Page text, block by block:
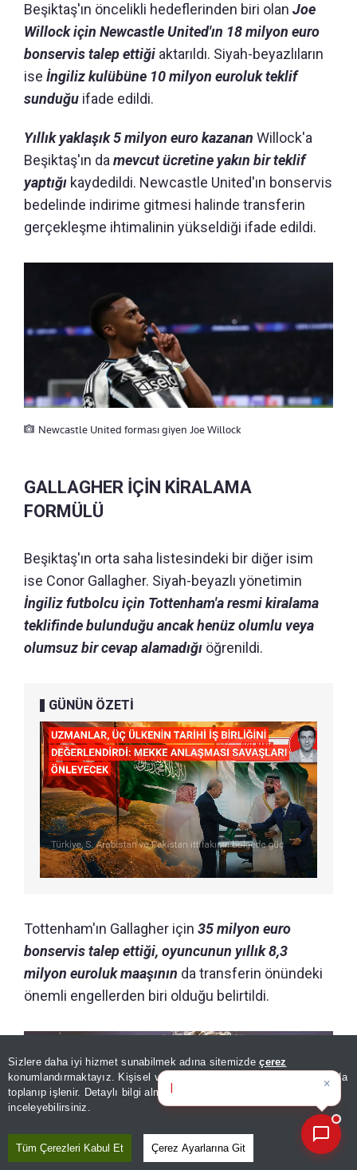
Sizlere daha iyi hizmet sunabilmek adına sitemizdeçerez
konumlandırmaktayız. Kişisel verileriniz, KVKK ve GDPR kapsamında
toplanıp işlenir. Detaylı bilgi almak için
inceleyebilirsiniz.
Tüm Çerezleri Kabul Et Çerez Ayarlarına Git
Beşiktaş'ın öncelikli hedeflerinden biri olan Joe
Willock için Newcastle United'ın 18 milyon euro
bonservis talep ettiği aktarıldı. Siyah-beyazlıların
ise İngiliz kulübüne 10 milyon euroluk teklif
sunduğu ifade edildi.
Yıllık yaklaşık 5 milyon euro kazanan Willock'a
Beşiktaş'ın damevcut ücretine yakın bir teklif
yaptığı kaydedildi. Newcastle United'ın bonservis
bedelinde indirime gitmesi halinde transferin
gerçekleşme ihtimalinin yükseldiği ifade edildi.
Newcastle United forması giyen Joe Willock
GALLAGHER İÇİN KİRALAMA
FORMÜLÜ
Beşiktaş'ın orta saha listesindeki bir diğer isim
ise Conor Gallagher. Siyah-beyazlı yönetimin
İngiliz futbolcu için Tottenham'a resmi kiralama
teklifinde bulunduğu ancak henüz olumlu veya
olumsuz bir cevap alamadığı öğrenildi.
GÜNÜN ÖZETİ
Tottenham'ın Gallagher için 35 milyon euro
bonservis talep ettiği, oyuncunun yıllık 8,3
milyon euroluk maaşının da transferin önündeki
önemli engellerden biri olduğu belirtildi.
×
Bugünün öne çıkan manşetleri